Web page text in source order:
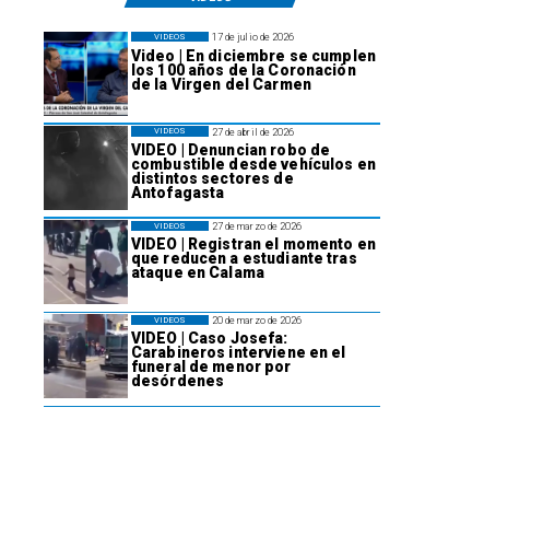
17 de julio de 2026
Video | En diciembre se cumplen
los 100 años de la Coronación
de la Virgen del Carmen
VIDEOS
27 de abril de 2026
VIDEO | Denuncian robo de
combustible desde vehículos en
distintos sectores de
Antofagasta
VIDEOS
27 de marzo de 2026
VIDEO | Registran el momento en
que reducen a estudiante tras
ataque en Calama
VIDEOS
20 de marzo de 2026
VIDEO | Caso Josefa:
Carabineros interviene en el
funeral de menor por
desórdenes
VIDEOS